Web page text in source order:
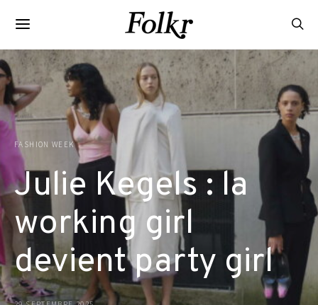
FASHION WEEK
Julie Kegels : la
working girl
devient party girl